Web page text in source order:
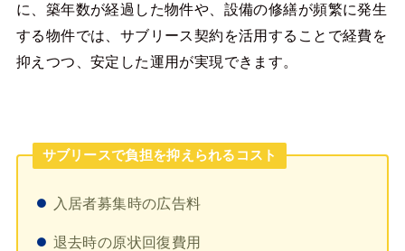
に、築年数が経過した物件や、設備の修繕が頻繁に発生
する物件では、サブリース契約を活用することで経費を
抑えつつ、安定した運用が実現できます。
サブリースで負担を抑えられるコスト
入居者募集時の広告料
退去時の原状回復費用